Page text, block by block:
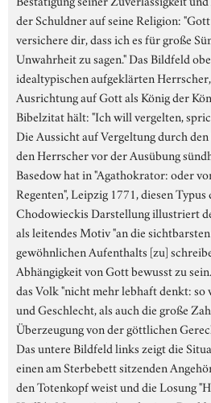
der Schuldner auf seine Religion:
versichere dir, dass ich es für große
Unwahrheit zu sagen." Das Bildfeld
idealtypischen aufgeklärten
Ausrichtung auf Gott als König der
Bibelzitat hält: "Ich will vergelten,
Die Aussicht auf Vergeltung durch
den Herrscher vor der Ausübung
Basedow hat in "Agathokrator: oder
Regenten", Leipzig 1771, diesen
Chodowieckis Darstellung illustriert
als leitendes Motiv "an die
gewöhnlichen Aufenthalts [zu]
Abhängigkeit von Gott bewusst zu
das Volk "nicht mehr lebhaft denkt:
und Geschlecht, als auch die große
Überzeugung von der göttlichen
Das untere Bildfeld links zeigt die
einen am Sterbebett sitzenden
den Totenkopf weist und die Losung